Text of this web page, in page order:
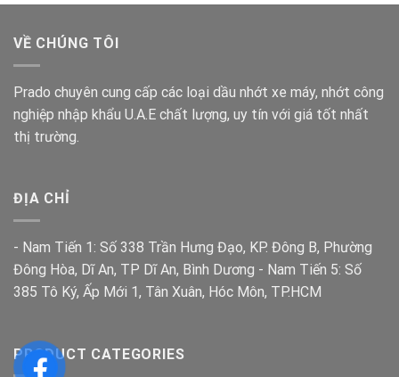
VỀ CHÚNG TÔI
Prado chuyên cung cấp các loại dầu nhớt xe máy, nhớt công
nghiệp nhập khẩu U.A.E chất lượng, uy tín với giá tốt nhất
thị trường.
ĐỊA CHỈ
- Nam Tiến 1: Số 338 Trần Hưng Đạo, KP. Đông B, Phường
Đông Hòa, Dĩ An, TP Dĩ An, Bình Dương - Nam Tiến 5: Số
385 Tô Ký, Ấp Mới 1, Tân Xuân, Hóc Môn, TP.HCM
PRODUCT CATEGORIES